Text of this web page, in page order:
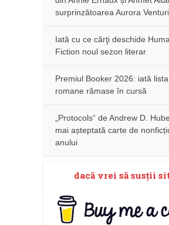
surprinzătoarea Aurora
Iată cu ce cărţi deschide
Fiction noul sezon literar
Premiul Booker 2026: iată
romane rămase în cursă
„Protocols“ de Andrew D.
mai așteptată carte de
anului
dacă vrei să susţii